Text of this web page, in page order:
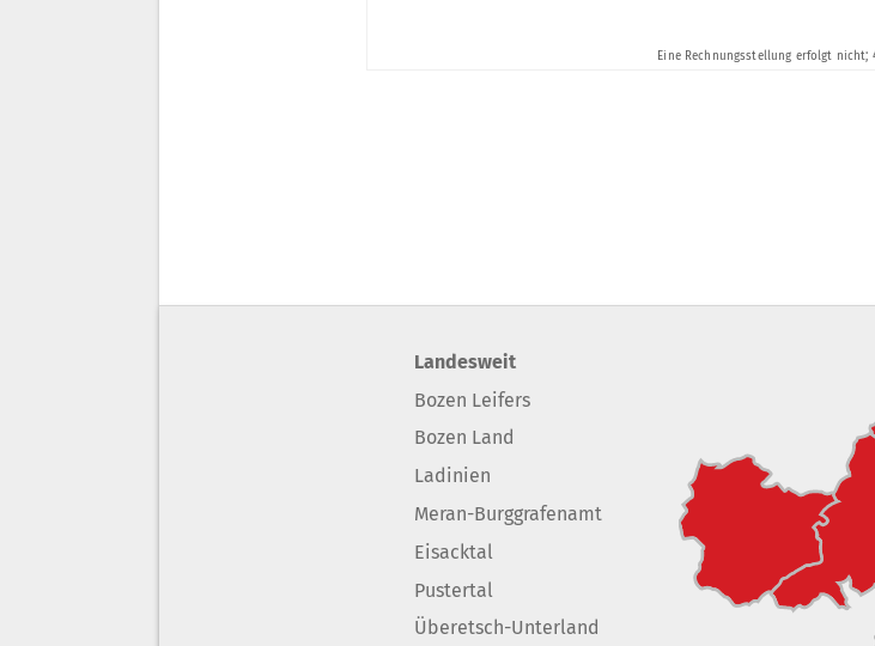
Landesweit
Bozen Leifers
Bozen Land
Ladinien
Meran-Burggrafenamt
Eisacktal
Pustertal
Überetsch-Unterland